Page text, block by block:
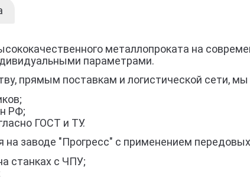
металлопроката на
параметрами.
прямым поставкам и логистической сети,
РФ;
ГОСТ и ТУ.
на заводе "Прогресс" с применением передовых
станках с ЧПУ;